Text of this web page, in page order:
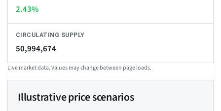
2.43%
CIRCULATING SUPPLY
50,994,674
Live market data. Values may change between page loads.
Illustrative price scenarios